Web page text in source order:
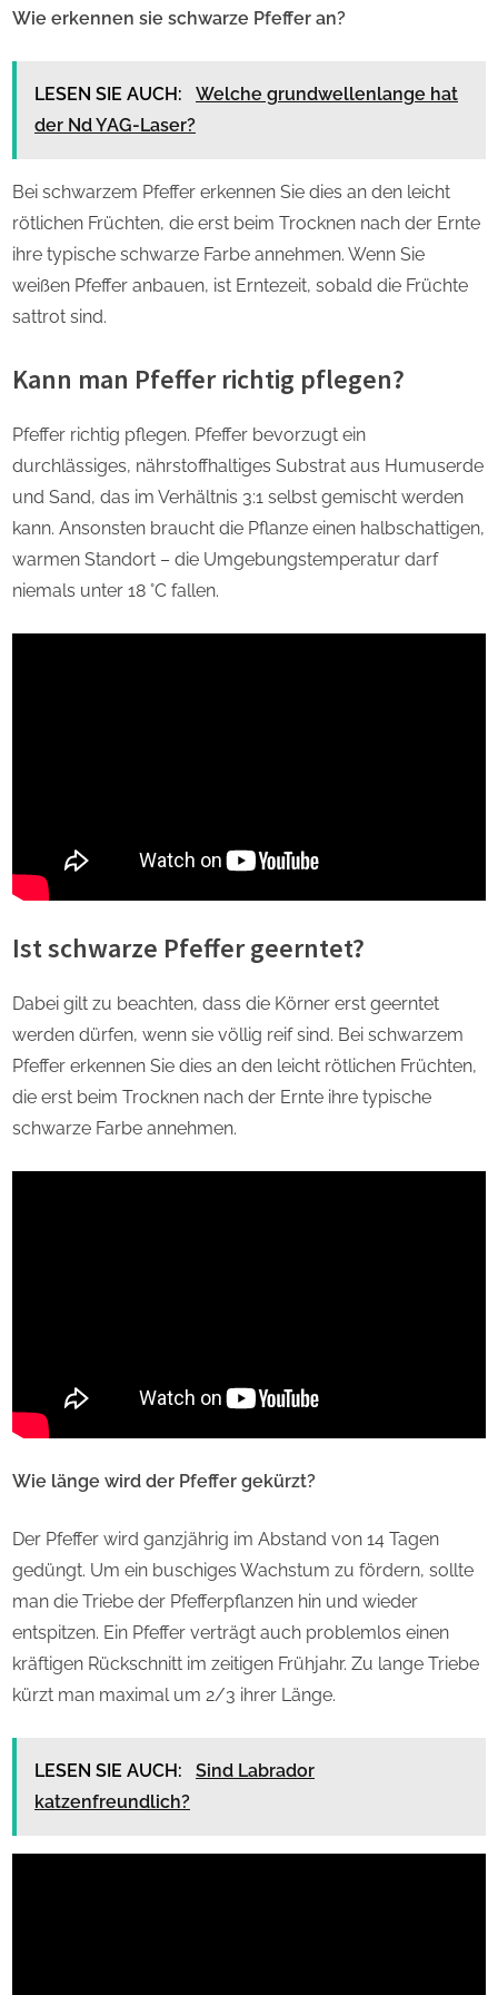
Wie erkennen sie schwarze Pfeffer an?
LESEN SIE AUCH:
Welche grundwellenlange hat
der Nd YAG-Laser?
Bei schwarzem Pfeffer erkennen Sie dies an den leicht
rötlichen Früchten, die erst beim Trocknen nach der Ernte
ihre typische schwarze Farbe annehmen. Wenn Sie
weißen Pfeffer anbauen, ist Erntezeit, sobald die Früchte
sattrot sind.
Kann man Pfeffer richtig pflegen?
Pfeffer richtig pflegen. Pfeffer bevorzugt ein
durchlässiges, nährstoffhaltiges Substrat aus Humuserde
und Sand, das im Verhältnis 3:1 selbst gemischt werden
kann. Ansonsten braucht die Pflanze einen halbschattigen,
warmen Standort – die Umgebungstemperatur darf
niemals unter 18 °C fallen.
Ist schwarze Pfeffer geerntet?
Dabei gilt zu beachten, dass die Körner erst geerntet
werden dürfen, wenn sie völlig reif sind. Bei schwarzem
Pfeffer erkennen Sie dies an den leicht rötlichen Früchten,
die erst beim Trocknen nach der Ernte ihre typische
schwarze Farbe annehmen.
Wie länge wird der Pfeffer gekürzt?
Der Pfeffer wird ganzjährig im Abstand von 14 Tagen
gedüngt. Um ein buschiges Wachstum zu fördern, sollte
man die Triebe der Pfefferpflanzen hin und wieder
entspitzen. Ein Pfeffer verträgt auch problemlos einen
kräftigen Rückschnitt im zeitigen Frühjahr. Zu lange Triebe
kürzt man maximal um 2/3 ihrer Länge.
LESEN SIE AUCH:
Sind Labrador
katzenfreundlich?